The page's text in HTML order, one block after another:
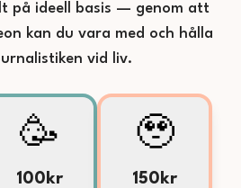
på ideell basis — genom att
kan du vara med och hålla
vid liv.
🥳
100kr
🥹
150kr